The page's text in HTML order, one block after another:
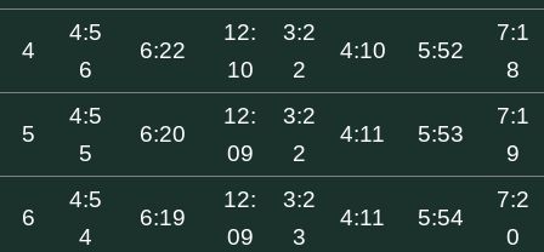
4
4:5
6
6:22
12:
10
3:2
2
4:10 5:52
7:1
8
5
4:5
5
6:20
12:
09
3:2
2
4:11 5:53
7:1
9
6
4:5
4
6:19
12:
09
3:2
3
4:11 5:54
7:2
0